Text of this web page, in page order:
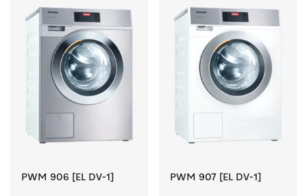
PWM 906 [EL DV-1] PWM 907 [EL DV-1]